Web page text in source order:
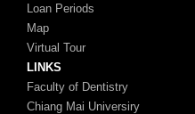
Loan Periods
Map
Virtual Tour
LINKS
Faculty of Dentistry
Chiang Mai Universiry